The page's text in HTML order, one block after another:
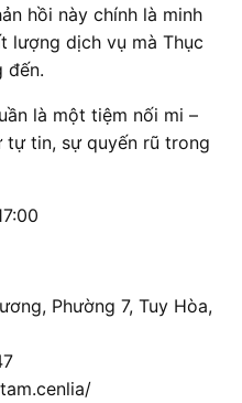
hồi này chính là minh
lượng dịch vụ mà Thục
đến.
là một tiệm nối mi –
tin, sự quyến rũ trong
Phường 7, Tuy Hòa,